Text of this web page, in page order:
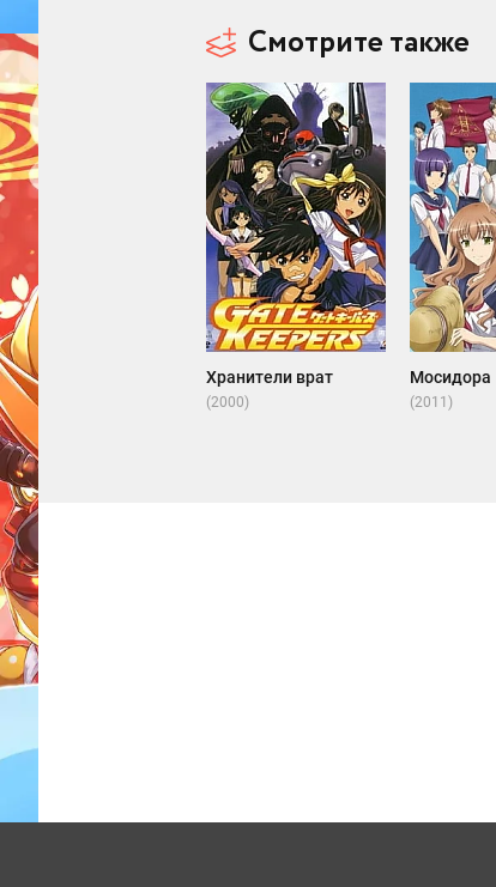
Смотрите также
Хранители врат
(2000)
Мосидора
(2011)